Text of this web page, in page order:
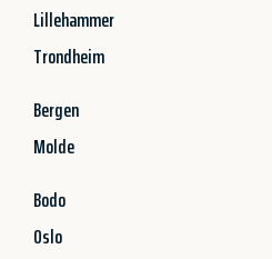
Lillehammer
Trondheim
Bergen
Molde
Bodo
Oslo